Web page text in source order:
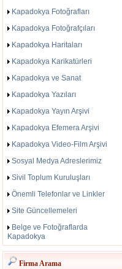
Kapadokya Fotoğrafları
Kapadokya Fotoğrafçıları
Kapadokya Haritaları
Kapadokya Karikatürleri
Kapadokya ve Sanat
Kapadokya Yazıları
Kapadokya Yayın Arşivi
Kapadokya Efemera Arşivi
Kapadokya Video-Film Arşivi
Sosyal Medya Adreslerimiz
Sivil Toplum Kuruluşları
Önemli Telefonlar ve Linkler
Site Güncellemeleri
Belge ve Fotoğraflarda
Kapadokya
Firma Arama